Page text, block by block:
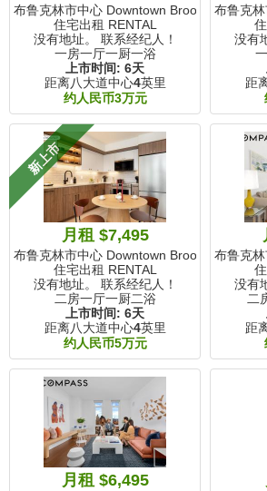
布鲁克林市中心 Downtown Brooklyn, NY
住宅出租 RENTAL
没有地址。 联系经纪人！
一房一厅一厨一浴
上市时间: 6天
距离八大道中心4英里
约人民币3万元
布鲁克
没有
距
新上市
月租 $7,495
布鲁克林市中心 Downtown Brooklyn, NY
住宅出租 RENTAL
没有地址。 联系经纪人！
二房一厅一厨二浴
上市时间: 6天
距离八大道中心4英里
约人民币5万元
布鲁克
没有
二
距
月租 $6,495